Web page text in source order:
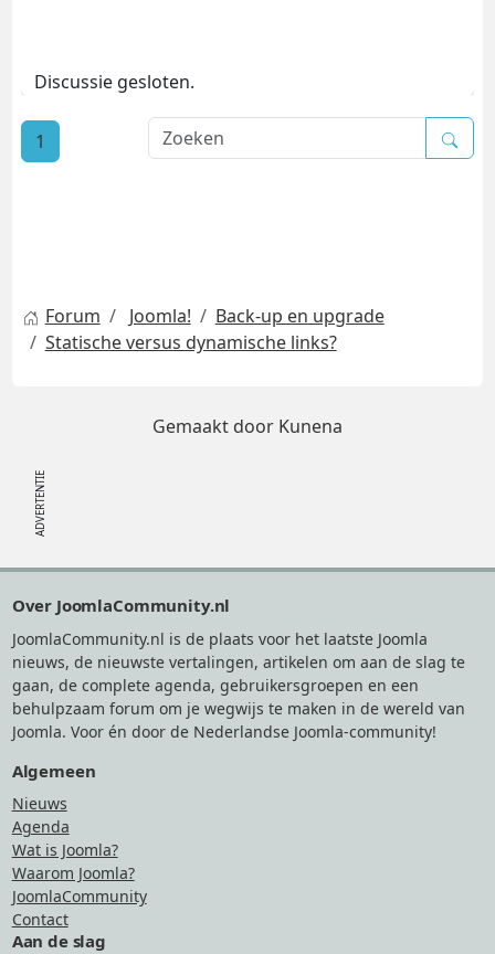
Discussie gesloten.
1
Forum Joomla!
Back-up en upgrade
Statische versus dynamische links?
Gemaakt door Kunena
Over JoomlaCommunity.nl
JoomlaCommunity.nl is de plaats voor het laatste Joomla
nieuws, de nieuwste vertalingen, artikelen om aan de slag te
gaan, de complete agenda, gebruikersgroepen en een
behulpzaam forum om je wegwijs te maken in de wereld van
Joomla. Voor én door de Nederlandse Joomla-community!
Algemeen
Nieuws
Agenda
Wat is Joomla?
Waarom Joomla?
JoomlaCommunity
Contact
Aan de slag